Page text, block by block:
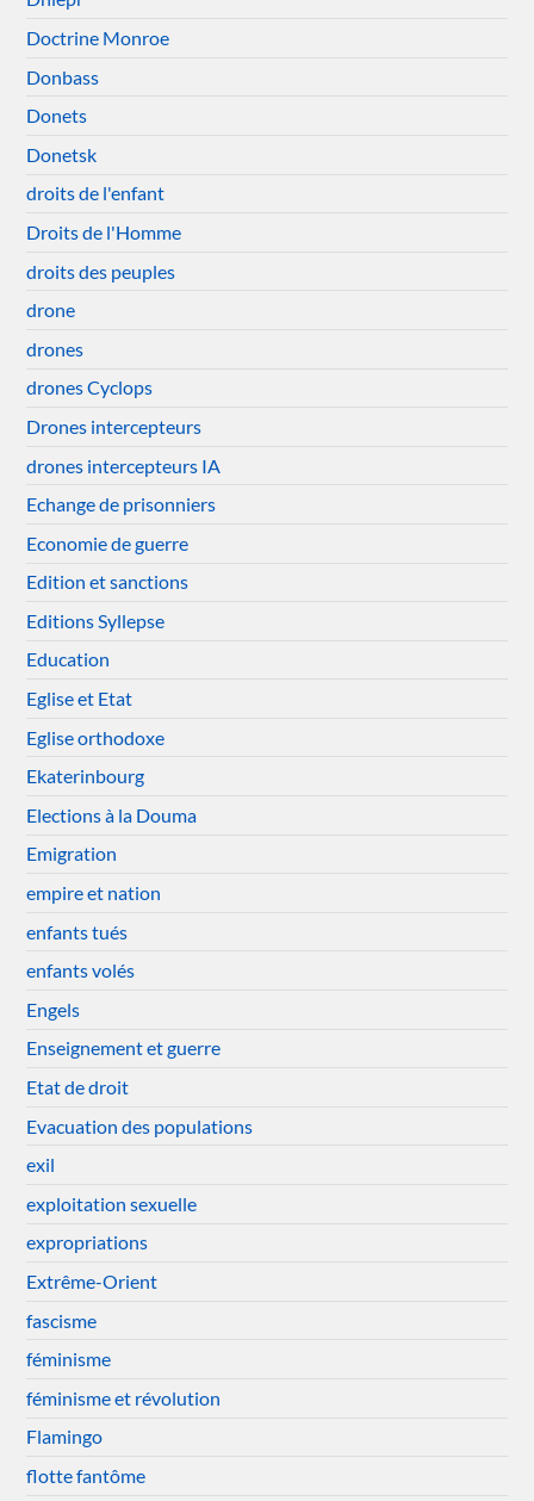
Doctrine Monroe
Donbass
Donets
Donetsk
droits de l'enfant
Droits de l'Homme
droits des peuples
drone
drones
drones Cyclops
Drones intercepteurs
drones intercepteurs IA
Echange de prisonniers
Economie de guerre
Edition et sanctions
Editions Syllepse
Education
Eglise et Etat
Eglise orthodoxe
Ekaterinbourg
Elections à la Douma
Emigration
empire et nation
enfants tués
enfants volés
Engels
Enseignement et guerre
Etat de droit
Evacuation des populations
exil
exploitation sexuelle
expropriations
Extrême-Orient
fascisme
féminisme
féminisme et révolution
Flamingo
flotte fantôme